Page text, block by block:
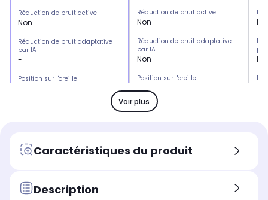
Réduction de bruit active
Non
Réduction de bruit adaptative
par IA
-
Position sur l'oreille
Autonomie totale
Aucune
de bruit active (ANC)
Aucune
Réduction de bruit active
Non
Réduction de bruit adaptative
par IA
Non
Position sur l'oreille
Englobe l'oreille (circum-
aural)
Autonomie totale
Aucune
Voir plus
Caractéristiques du produit
Description